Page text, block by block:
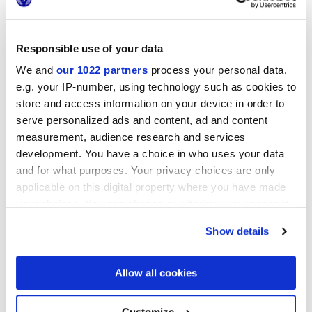
Responsible use of your data
We and our 1022 partners process your personal data,
e.g. your IP-number, using technology such as cookies to
store and access information on your device in order to
serve personalized ads and content, ad and content
measurement, audience research and services
development. You have a choice in who uses your data
and for what purposes. Your privacy choices are only
applicable on this digital property where you have made
If you allow, we would also like to:
Collect information about your geographical
location which can be accurate to within several
Show details
Allow all cookies
LONGARINE CALCECRETA
BISQUE TERRACOTTA